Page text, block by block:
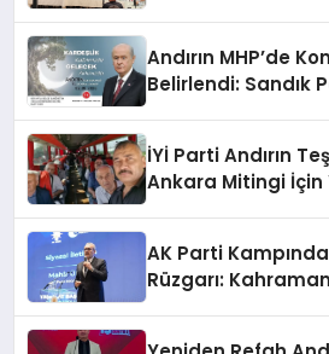
Andırın MHP’de
Belirlendi: Sandık
İYİ Parti Andırın
Ankara Mitingi İçin
AK Parti
Rüzgarı: